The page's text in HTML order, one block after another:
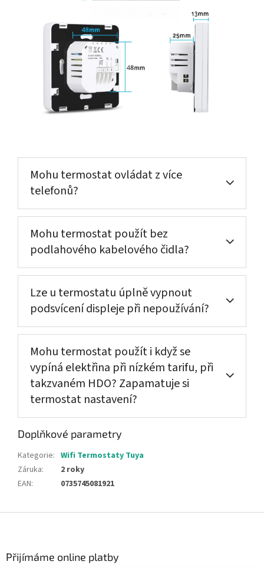
Mohu termostat ovládat z více
telefonů?
Mohu termostat použít bez
podlahového kabelového čidla?
Lze u termostatu úplně vypnout
podsvícení displeje při nepoužívání?
Mohu termostat použít i když se
vypíná elektřina při nízkém tarifu, při
takzvaném HDO? Zapamatuje si
termostat nastavení?
Doplňkové parametry
Kategorie: Wifi Termostaty Tuya
Záruka:
2 roky
EAN: 0735745081921
Přijímáme online platby